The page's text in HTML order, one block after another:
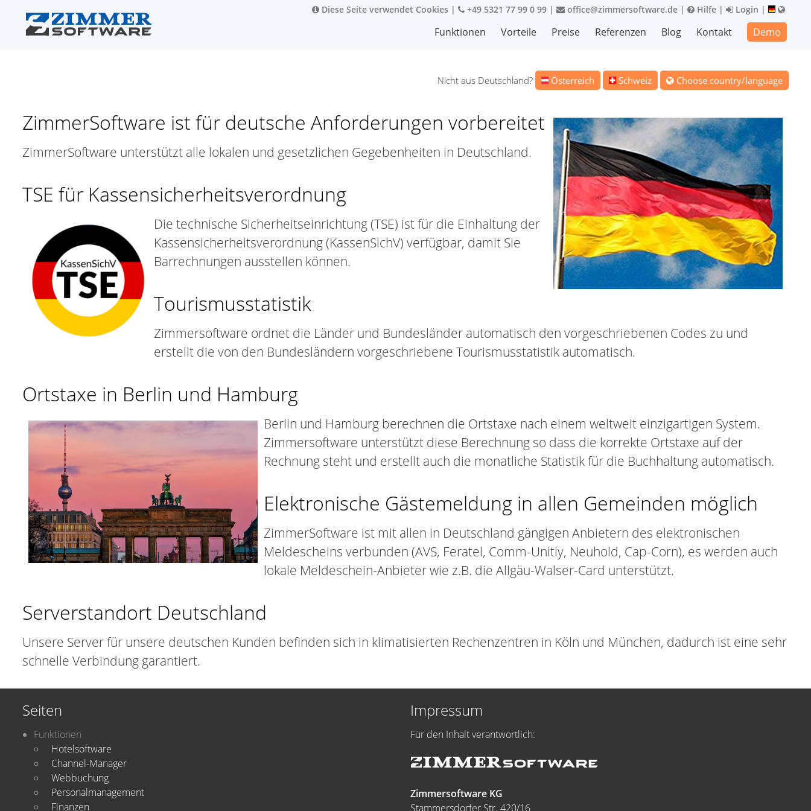
Diese Seite verwendet Cookies | +49 5321 77 99 0 99 | office@zimmersoftware.de | Hilfe | Login |
Funktionen Vorteile Preise Referenzen Blog Kontakt Demo
Nicht aus Deutschland? Österreich Schweiz Choose country/language
ZimmerSoftware ist für deutsche Anforderungen vorbereitet
ZimmerSoftware unterstützt alle lokalen und gesetzlichen Gegebenheiten in Deutschland.
TSE für Kassensicherheitsverordnung
Die technische Sicherheitseinrichtung (TSE) ist für die Einhaltung der
Kassensicherheitsverordnung (KassenSichV) verfügbar, damit Sie
Barrechnungen ausstellen können.
Tourismusstatistik
Zimmersoftware ordnet die Länder und Bundesländer automatisch den vorgeschriebenen Codes zu und
erstellt die von den Bundesländern vorgeschriebene Tourismusstatistik automatisch.
Ortstaxe in Berlin und Hamburg
Berlin und Hamburg berechnen die Ortstaxe nach einem weltweit einzigartigen System.
Zimmersoftware unterstützt diese Berechnung so dass die korrekte Ortstaxe auf der
Rechnung steht und erstellt auch die monatliche Statistik für die Buchhaltung automatisch.
Elektronische Gästemeldung in allen Gemeinden möglich
ZimmerSoftware ist mit allen in Deutschland gängigen Anbietern des elektronischen
Meldescheins verbunden (AVS, Feratel, Comm-Unitiy, Neuhold, Cap-Corn), es werden auch
lokale Meldeschein-Anbieter wie z.B. die Allgäu-Walser-Card unterstützt.
Serverstandort Deutschland
Unsere Server für unsere deutschen Kunden befinden sich in klimatisierten Rechenzentren in Köln und München, dadurch ist eine sehr
schnelle Verbindung garantiert.
Seiten
Funktionen
Hotelsoftware
Channel-Manager
Webbuchung
Personalmanagement
Finanzen
Impressum
Für den Inhalt verantwortlich:
Zimmersoftware KG
Stammersdorfer Str. 420/16